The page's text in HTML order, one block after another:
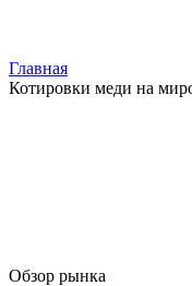
Главная
Котировки меди на
Обзор рынка